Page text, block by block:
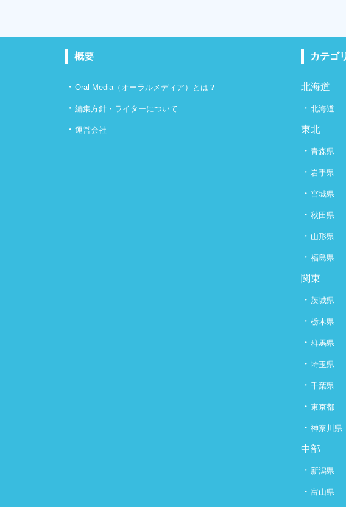
概要
・ Oral Media（オーラルメディア）とは？
・ 編集方針・ライターについて
・ 運営会社
カテゴ
北海道
・ 北海道
東北
・ 青森県
・ 岩手県
・ 宮城県
・ 秋田県
・ 山形県
・ 福島県
関東
・ 茨城県
・ 栃木県
・ 群馬県
・ 埼玉県
・ 千葉県
・ 東京都
・ 神奈川県
中部
・ 新潟県
・ 富山県